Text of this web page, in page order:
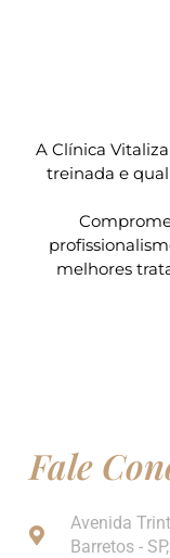
A Clínica
treinada e
melhores
Fale
Avenida
Barretos -